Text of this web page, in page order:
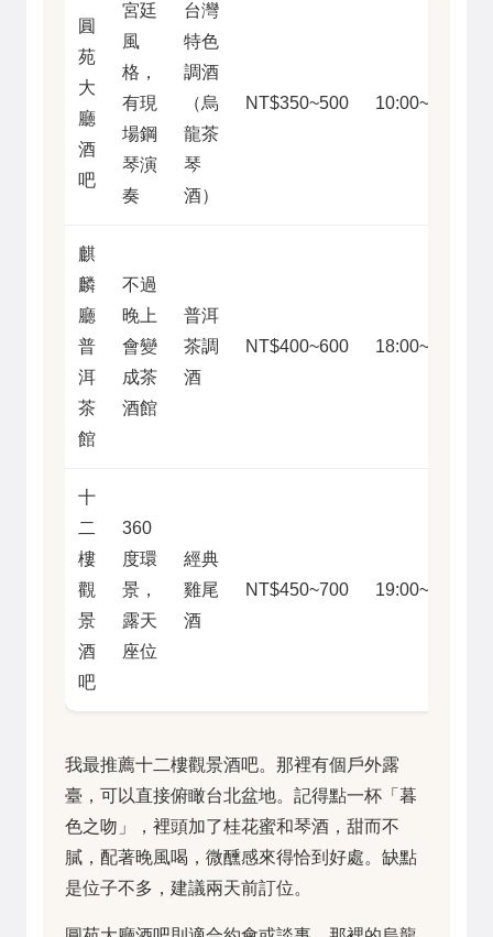
圓
苑
大
廳
酒
吧
宮廷
風
格，
有現
場鋼
琴演
奏
台灣
特色
調酒
（烏
龍茶
琴
酒）
NT$350~500 10:00~23:00
麒
麟
廳
普
洱
茶
館
不過
晚上
會變
成茶
酒館
普洱
茶調
酒
NT$400~600 18:00~01:00
十
二
樓
觀
景
酒
吧
360
度環
景，
露天
座位
經典
雞尾
酒
NT$450~700 19:00~02:00
我最推薦十二樓觀景酒吧。那裡有個戶外露
臺，可以直接俯瞰台北盆地。記得點一杯「暮
色之吻」，裡頭加了桂花蜜和琴酒，甜而不
膩，配著晚風喝，微醺感來得恰到好處。缺點
是位子不多，建議兩天前訂位。